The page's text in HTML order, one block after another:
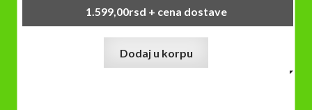
1.599,00rsd + cena dostave
Dodaj u korpu